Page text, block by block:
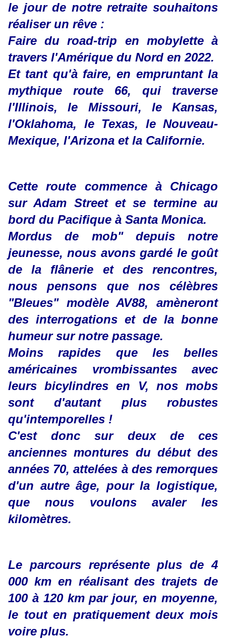
le jour de notre retraite souhaitons
réaliser un rêve :
Faire du road-trip en mobylette à
travers l'Amérique du Nord en 2022.
Et tant qu'à faire, en empruntant la
mythique route 66, qui traverse
l'Illinois, le Missouri, le Kansas,
l'Oklahoma, le Texas, le Nouveau-
Mexique, l'Arizona et la Californie.
Cette route commence à Chicago
sur Adam Street et se termine au
bord du Pacifique à Santa Monica.
Mordus de mob" depuis notre
jeunesse, nous avons gardé le goût
de la flânerie et des rencontres,
nous pensons que nos célèbres
"Bleues" modèle AV88, amèneront
des interrogations et de la bonne
humeur sur notre passage.
Moins rapides que les belles
américaines vrombissantes avec
leurs bicylindres en V, nos mobs
sont d'autant plus robustes
qu'intemporelles !
C'est donc sur deux de ces
anciennes montures du début des
années 70, attelées à des remorques
d'un autre âge, pour la logistique,
que nous voulons avaler les
kilomètres.
Le parcours représente plus de 4
000 km en réalisant des trajets de
100 à 120 km par jour, en moyenne,
le tout en pratiquement deux mois
voire plus.